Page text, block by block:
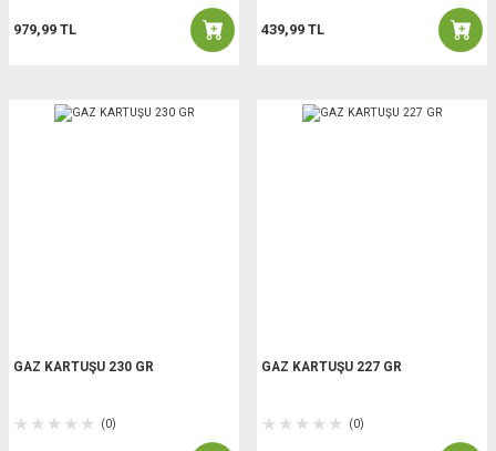
979,99 TL 439,99 TL
GAZ KARTUŞU 230 GR
(0)
GAZ KARTUŞU 227 GR
(0)